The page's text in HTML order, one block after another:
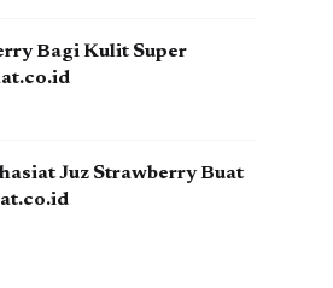
Bagi Kulit Super
Juz Strawberry Buat